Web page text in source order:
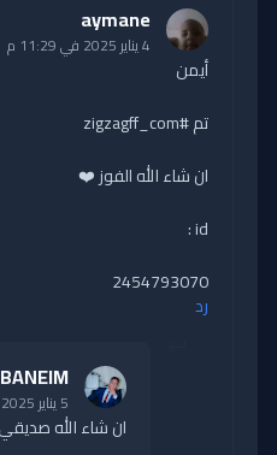
aymane
4 يناير 2025 في 11:29 م
أيمن
تم #zigzagff_com
ان شاء الله الفوز ❤️
id :
2454793070
رد
5 يناير 2025 في 12:27 م
ان شاء الله